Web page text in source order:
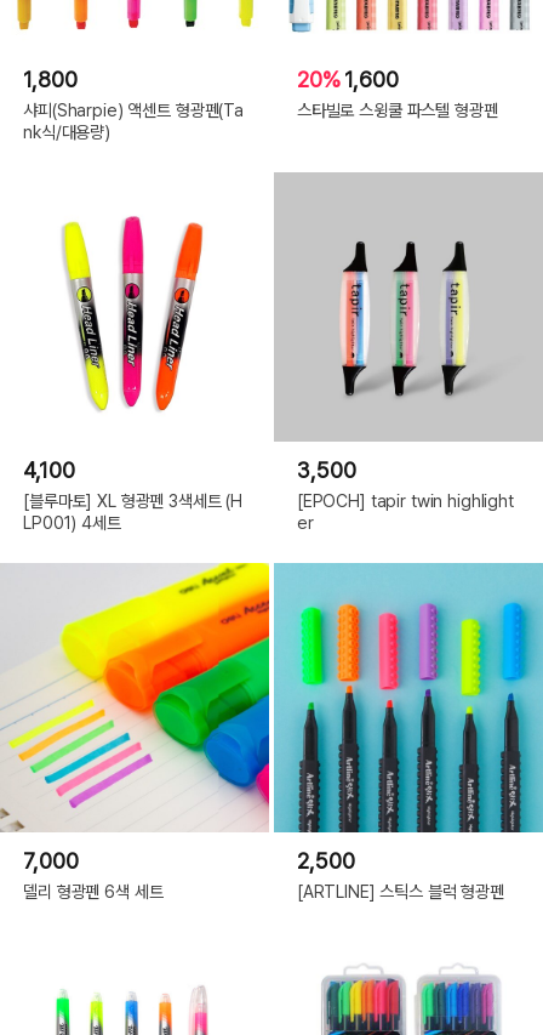
1,800
샤피(Sharpie) 액센트 형광펜(Ta
nk식/대용량)
20%1,600
스타빌로 스윙쿨 파스텔 형광펜
4,100
[블루마토] XL 형광펜 3색세트 (H
LP001) 4세트
3,500
[EPOCH] tapir twin highlight
er
7,000
델리 형광펜 6색 세트
2,500
[ARTLINE] 스틱스 블럭 형광펜